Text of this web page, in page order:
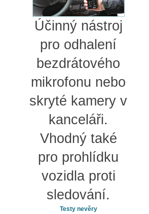
Účinný nástroj
pro odhalení
bezdrátového
mikrofonu nebo
skryté kamery v
kanceláři.
Vhodný také
pro prohlídku
vozidla proti
sledování.
Testy nevěry